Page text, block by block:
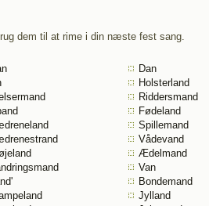
dem til at rime i din næste fest sang.
Dan
Holsterland
Riddersmand
Fødeland
Spillemand
Vådevand
Ædelmand
Van
Bondemand
Jylland